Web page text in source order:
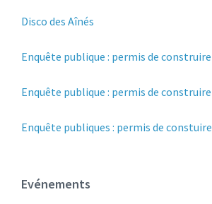
Disco des Aînés
Enquête publique : permis de construire
Enquête publique : permis de construire
Enquête publiques : permis de constuire
Evénements